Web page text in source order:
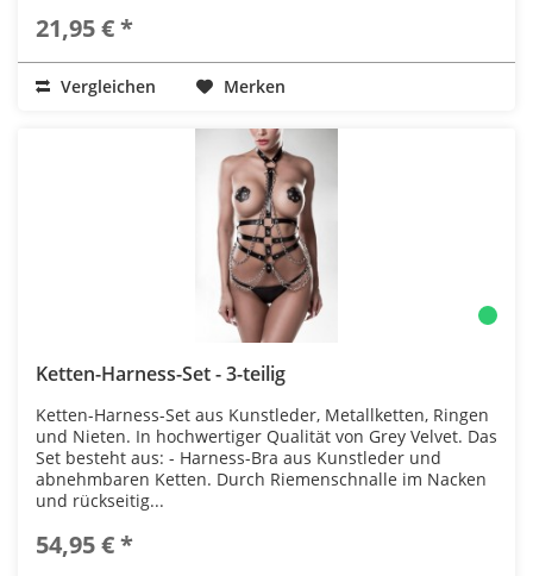
21,95 € *
Vergleichen Merken
Ketten-Harness-Set - 3-teilig
Ketten-Harness-Set aus Kunstleder, Metallketten, Ringen
und Nieten. In hochwertiger Qualität von Grey Velvet. Das
Set besteht aus: - Harness-Bra aus Kunstleder und
abnehmbaren Ketten. Durch Riemenschnalle im Nacken
und rückseitig...
54,95 € *